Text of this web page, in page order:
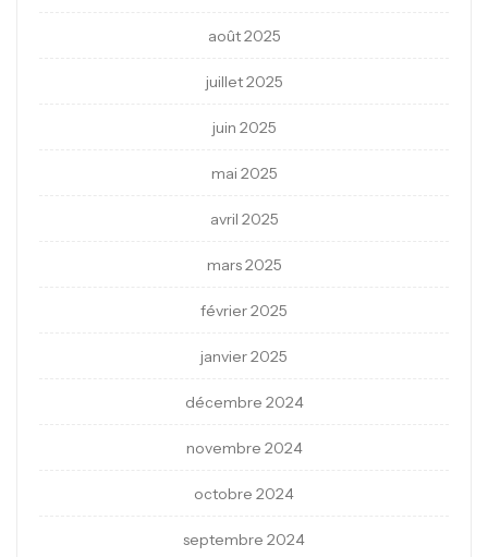
août 2025
juillet 2025
juin 2025
mai 2025
avril 2025
mars 2025
février 2025
janvier 2025
décembre 2024
novembre 2024
octobre 2024
septembre 2024